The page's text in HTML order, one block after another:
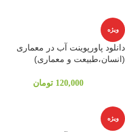
ویژه
دانلود پاورپوینت آب در معماری
(انسان،طبیعت و معماری)
120,000 تومان
ویژه